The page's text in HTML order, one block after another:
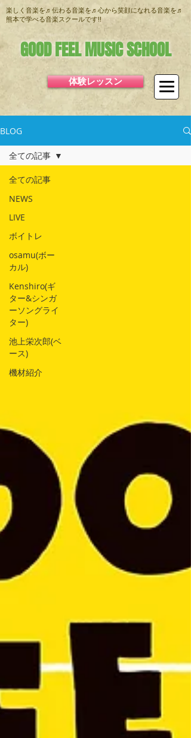
GOOD FEEL MUSIC SCHOOL
体験レッスン
楽しく音楽を♬伝わる音楽を♬心から笑顔になれる音楽を♬
熊本で学べる音楽スクールです!!
BLOG
全ての記事
NEWS
LIVE
ボイトレ
osamu(ボー
カル)
Kenshiro(ギ
ター&シンガ
ーソングライ
ター)
池上栄次郎(ベ
ース)
機材紹介
全ての記事